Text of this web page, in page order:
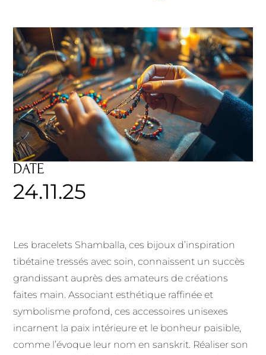
DATE
24.11.25
Les bracelets Shamballa, ces bijoux d’inspiration
tibétaine tressés avec soin, connaissent un succès
grandissant auprès des amateurs de créations
faites main. Associant esthétique raffinée et
symbolisme profond, ces accessoires unisexes
incarnent la paix intérieure et le bonheur paisible,
comme l’évoque leur nom en sanskrit. Réaliser son